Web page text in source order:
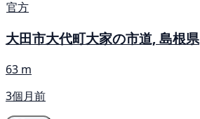
官方
大田市大代町大家の市道, 島根県
63 m
3個月前